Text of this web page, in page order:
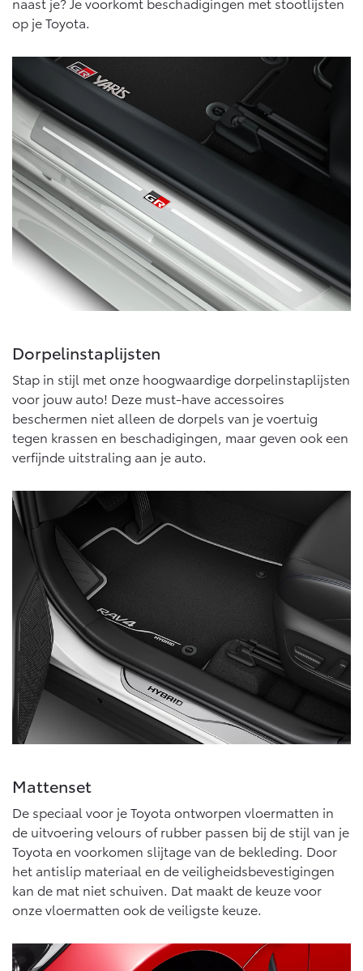
Vanaf € 46.301,- Vanaf € 56.570,-
Land Cruiser (excl. BTW)
Vanaf € 89.986,-
op je Toyota.
Dorpelinstaplijsten
Stap in stijl met onze hoogwaardige dorpelinstaplijsten
voor jouw auto! Deze must-have accessoires
beschermen niet alleen de dorpels van je voertuig
tegen krassen en beschadigingen, maar geven ook een
verfijnde uitstraling aan je auto.
Mattenset
De speciaal voor je Toyota ontworpen vloermatten in
de uitvoering velours of rubber passen bij de stijl van je
Toyota en voorkomen slijtage van de bekleding. Door
het antislip materiaal en de veiligheidsbevestigingen
kan de mat niet schuiven. Dat maakt de keuze voor
onze vloermatten ook de veiligste keuze.